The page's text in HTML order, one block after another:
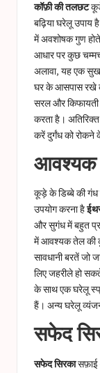
कॉफ़ी की तलछट
बढ़िया घरेलू उपाय
में अवशोषक गुण
आधार पर कुछ
अलावा, यह एक
घर के आसपास रखे
सरल और किफायती
करता है।
करेंदुर्गंध को रोकने
आवश्यक
कूड़े के डिब्बे की गंध
उपयोग करना है
और सुगंध में बहुत
में आवश्यक तेल की
सावधानी बरतें जो
लिए जहरीले हो
के साथ एक घरेलू
हैं। अन्य घरेलू
सफेद
सफेद सिरकासफ़ाई